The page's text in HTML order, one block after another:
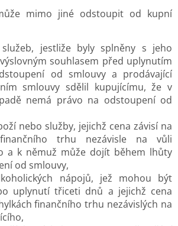
mimo jiné odstoupit od kupní
služeb, jestliže byly splněny s jeho
souhlasem před uplynutím
od smlouvy a prodávající
smlouvy sdělil kupujícímu, že v
nemá právo na odstoupení od
nebo služby, jejichž cena závisí na
finančního trhu nezávisle na vůli
a k němuž může dojít během lhůty
od smlouvy,
nápojů, jež mohou být
uplynutí třiceti dnů a jejichž cena
finančního trhu nezávislých na